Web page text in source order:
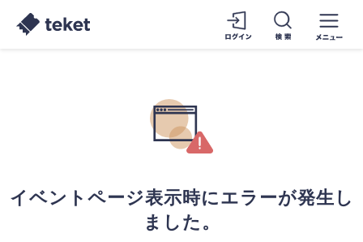
イベントページ表示時にエラーが発生し
ました。